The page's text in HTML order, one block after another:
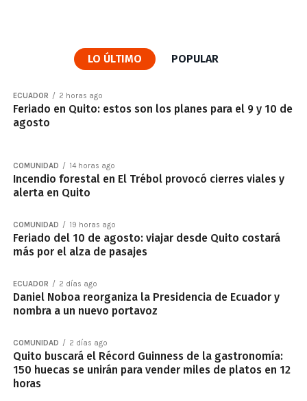
LO ÚLTIMO POPULAR
ECUADOR 2 horas ago
Feriado en Quito: estos son los planes para el 9 y 10 de
agosto
COMUNIDAD 14 horas ago
Incendio forestal en El Trébol provocó cierres viales y
alerta en Quito
COMUNIDAD 19 horas ago
Feriado del 10 de agosto: viajar desde Quito costará
más por el alza de pasajes
ECUADOR 2 días ago
Daniel Noboa reorganiza la Presidencia de Ecuador y
nombra a un nuevo portavoz
COMUNIDAD 2 días ago
Quito buscará el Récord Guinness de la gastronomía:
150 huecas se unirán para vender miles de platos en 12
horas